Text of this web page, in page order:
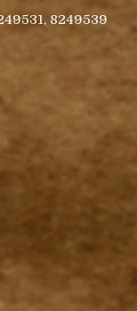
8249539